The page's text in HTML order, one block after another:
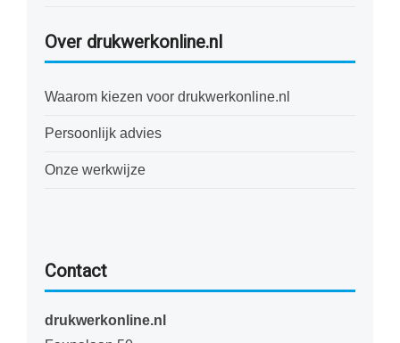
Over drukwerkonline.nl
Waarom kiezen voor drukwerkonline.nl
Persoonlijk advies
Onze werkwijze
Contact
drukwerkonline.nl